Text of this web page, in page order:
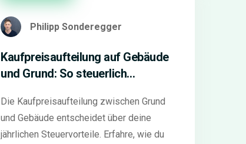
Philipp Sonderegger
Kaufpreisaufteilung auf Gebäude
und Grund: So steuerlich
Die Kaufpreisaufteilung zwischen Grund
und Gebäude entscheidet über deine
jährlichen Steuervorteile. Erfahre, wie du